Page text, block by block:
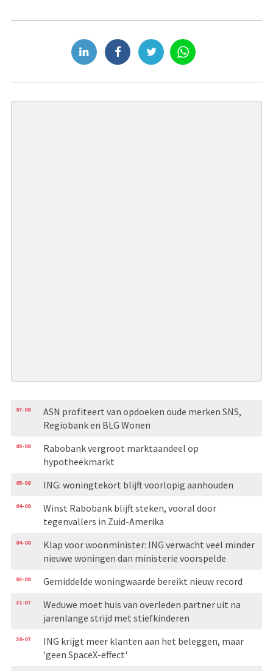
07-08
ASN profiteert van opdoeken oude merken SNS,
Regiobank en BLG Wonen
05-08
Rabobank vergroot marktaandeel op
hypotheekmarkt
05-08 ING: woningtekort blijft voorlopig aanhouden
04-08
Winst Rabobank blijft steken, vooral door
tegenvallers in Zuid-Amerika
04-08
Klap voor woonminister: ING verwacht veel minder
nieuwe woningen dan ministerie voorspelde
03-08 Gemiddelde woningwaarde bereikt nieuw record
31-07
Weduwe moet huis van overleden partner uit na
jarenlange strijd met stiefkinderen
30-07
ING krijgt meer klanten aan het beleggen, maar
'geen SpaceX-effect'